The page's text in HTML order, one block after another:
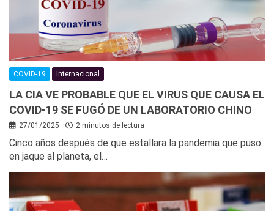
COVID-19 Internacional
LA CIA VE PROBABLE QUE EL VIRUS QUE CAUSA EL
COVID-19 SE FUGÓ DE UN LABORATORIO CHINO
27/01/2025 2 minutos de lectura
Cinco años después de que estallara la pandemia que puso
en jaque al planeta, el…